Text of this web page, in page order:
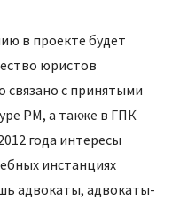
в проекте будет
юристов
связано с принятыми
РМ, а также в ГПК
года интересы
инстанциях
адвокаты, адвокаты-